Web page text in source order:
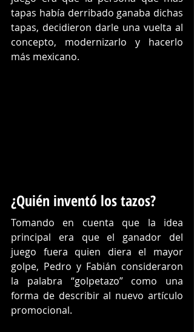
tapas había derribado ganaba dichas
tapas, decidieron darle una vuelta al
concepto, modernizarlo y hacerlo
más mexicano.
¿Quién inventó los tazos?
Tomando en cuenta que la idea
principal era que el ganador del
juego fuera quien diera el mayor
golpe, Pedro y Fabián consideraron
la palabra “golpetazo” como una
forma de describir al nuevo artículo
promocional.